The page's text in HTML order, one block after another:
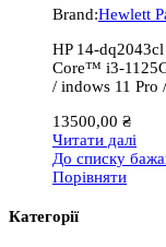
Brand:Hewlett
HP 14-
Core™ i3-
/ indows 11 Pro
13500,00 ₴
Читати далі
До списку
Порівняти
Категорії